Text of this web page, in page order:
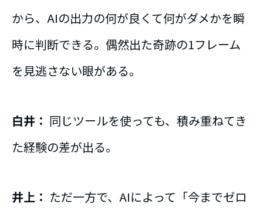
から、AIの出力の何が良くて何がダメかを瞬
時に判断できる。偶然出た奇跡の1フレーム
を見逃さない眼がある。
白井： 同じツールを使っても、積み重ねてき
た経験の差が出る。
井上： ただ一方で、AIによって「今までゼロ